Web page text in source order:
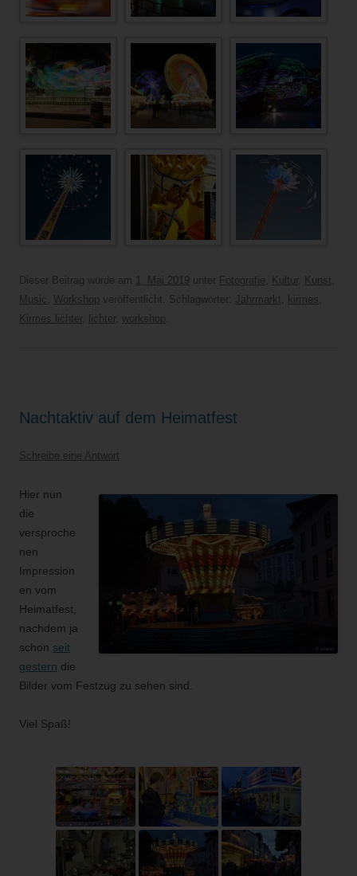
Dieser Beitrag wurde am 1. Mai 2019 unter Fotografie Kultur, Kunst
Music
Workshop veröffentlicht. Schlagwörter: Jahrmarkt kirmes
Kirmes lichter, lichter, workshop
Nachtaktiv auf dem Heimatfest
Schreibe eine Antwort
Hier nun
die
versproche
nen
Impression
en vom
Heimatfest,
nachdem ja
schon seit
gestern die
Bilder vom Festzug zu sehen sind.
Viel Spaß!